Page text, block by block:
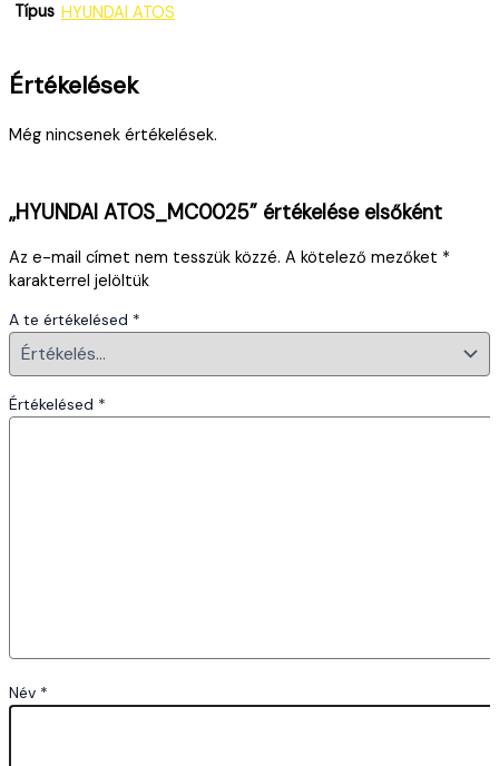
Típus HYUNDAI ATOS
Értékelések
Még nincsenek értékelések.
„HYUNDAI ATOS_MC0025” értékelése elsőként
Az e-mail címet nem tesszük közzé. A kötelező mezőket *
karakterrel jelöltük
A te értékelésed *
Értékelésed *
Név *